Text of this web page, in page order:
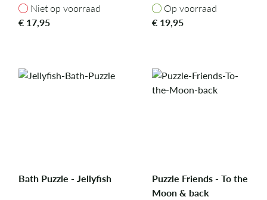
Niet op voorraad
Niet op voorraad
€ 17,95
Op voorraad
Op voorraad
€ 19,95
Bath Puzzle - Jellyfish
Puzzle Friends - To the
Moon & back